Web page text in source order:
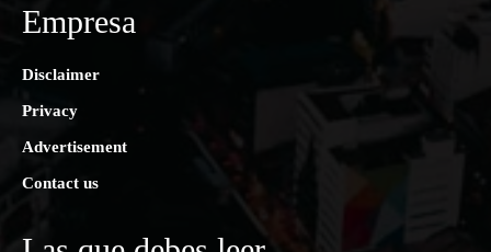
Empresa
Disclaimer
Privacy
Advertisement
Contact us